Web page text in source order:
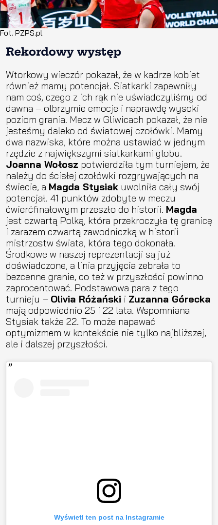
Fot. PZPS.pl
Rekordowy występ
Wtorkowy wieczór pokazał, że w kadrze kobiet
również mamy potencjał. Siatkarki zapewniły
nam coś, czego z ich rąk nie uświadczyliśmy od
dawna – olbrzymie emocje i naprawdę wysoki
poziom grania. Mecz w Gliwicach pokazał, że nie
jesteśmy daleko od światowej czołówki. Mamy
dwa nazwiska, które można ustawiać w jednym
rzędzie z największymi siatkarkami globu.
Joanna Wołosz potwierdziła tym turniejem, że
należy do ścisłej czołówki rozgrywających na
świecie, a Magda Stysiak uwolniła cały swój
potencjał. 41 punktów zdobyte w meczu
ćwierćfinałowym przeszło do historii. Magda
jest czwartą Polką, która przekroczyła tę granicę
i zarazem czwartą zawodniczką w historii
mistrzostw świata, która tego dokonała.
Środkowe w naszej reprezentacji są już
doświadczone, a linia przyjęcia zebrała to
bezcenne granie, co też w przyszłości powinno
zaprocentować. Podstawowa para z tego
turnieju – Olivia Różański i Zuzanna Górecka
mają odpowiednio 25 i 22 lata. Wspomniana
Stysiak także 22. To może napawać
optymizmem w kontekście nie tylko najbliższej,
ale i dalszej przyszłości.
Wyświetl ten post na Instagramie